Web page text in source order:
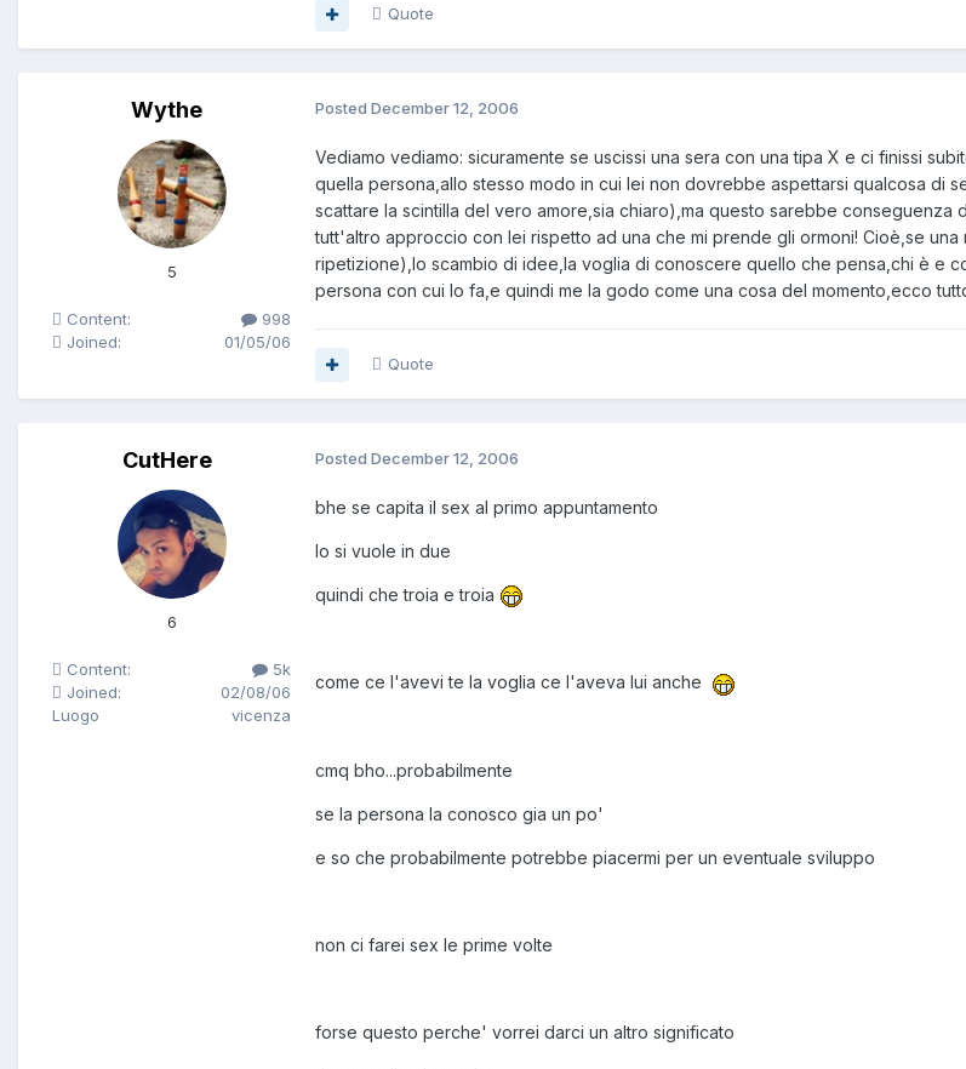
Quote
Wythe
5
Content:
998
Joined:
01/05/06
Posted December 12, 2006
Vediamo vediamo: sicuramente se uscissi una sera con una tipa X e ci finissi
quella persona,allo stesso modo in cui lei non dovrebbe aspettarsi qualcosa di
scattare la scintilla del vero amore,sia chiaro),ma questo sarebbe
tutt'altro approccio con lei rispetto ad una che mi prende gli ormoni! Cioè,se
ripetizione),lo scambio di idee,la voglia di conoscere quello che pensa,chi è e
persona con cui lo fa,e quindi me la godo come una cosa del momento,ecco
Quote
CutHere
6
Content:
5k
Joined:
02/08/06
Luogo
vicenza
Posted December 12, 2006
bhe se capita il sex al primo appuntamento
lo si vuole in due
quindi che troia e troia
come ce l'avevi te la voglia ce l'aveva lui anche
cmq bho...probabilmente
se la persona la conosco gia un po'
e so che probabilmente potrebbe piacermi per un eventuale sviluppo
non ci farei sex le prime volte
forse questo perche' vorrei darci un altro significato